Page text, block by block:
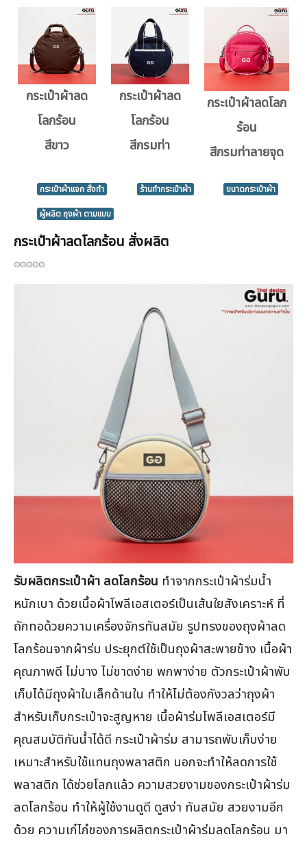
กระเป๋าผ้าลด
โลกร้อน
สีขาว
กระเป๋าผ้าลด
โลกร้อน
สีกรมท่า
กระเป๋าผ้าลดโลก
ร้อน
สีกรมท่าลายจุด
กระเป๋าผ้าแจก สั่งทำ ร้านทำกระเป๋าผ้า
ขนาดกระเป๋าผ้า
ผู้ผลิต ถุงผ้า ตามแบบ
กระเป๋าผ้าลดโลกร้อน สั่งผลิต
รับผลิตกระเป๋าผ้า ลดโลกร้อน ทำจากกระเป๋าผ้าร่มน้ำ
หนักเบา ด้วยเนื้อผ้าโพลีเอสเตอร์เป็นเส้นใยสังเคราะห์ ที่
ถักทอด้วยความเครื่องจักรทันสมัย รูปทรงของถุงผ้าลด
โลกร้อนจากผ้าร่ม ประยุกต์ใช้เป็นถุงผ้าสะพายข้าง เนื้อผ้า
คุณภาพดี ไม่บาง ไม่ขาดง่าย พกพาง่าย ตัวกระเป๋าผ้าพับ
เก็บได้มีถุงผ้าใบเล็กด้านใน ทำให้ไม่ต้องกังวลว่าถุงผ้า
สำหรับเก็บกระเป๋าจะสูญหาย เนื้อผ้าร่มโพลีเอสเตอร์มี
คุณสมบัติกันน้ำได้ดี กระเป๋าผ้าร่ม สามารถพับเก็บง่าย
เหมาะสำหรับใช้แทนถุงพลาสติก นอกจะทำให้ลดการใช้
พลาสติก ได้ช่วยโลกแล้ว ความสวยงามของกระเป๋าผ้าร่ม
ลดโลกร้อน ทำให้ผู้ใช้งานดูดี ดูสง่า ทันสมัย สวยงามอีก
ด้วย ความเก๋ไก๋ของการผลิตกระเป๋าผ้าร่มลดโลกร้อน มา